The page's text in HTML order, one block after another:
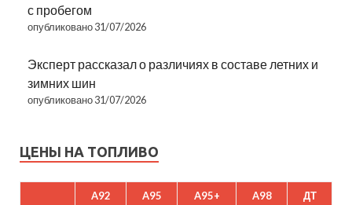
с пробегом
опубликовано 31/07/2026
Эксперт рассказал о различиях в составе летних и
зимних шин
опубликовано 31/07/2026
ЦЕНЫ НА ТОПЛИВО
A92 A95 A95+ A98 ДТ